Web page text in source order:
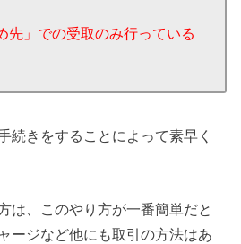
先」での受取のみ行っている
続きをすることによって素早く
は、このやり方が一番簡単だと
ージなど他にも取引の方法はあ